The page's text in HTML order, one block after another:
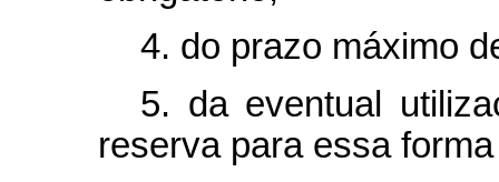
4. do prazo máximo
5. da eventual
reserva para essa